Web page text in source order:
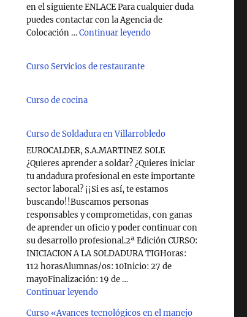
en el siguiente ENLACE Para cualquier duda
puedes contactar con la Agencia de
Colocación …Continuar leyendo"Técnico/a Atención
Curso Servicios de restaurante
Curso de cocina
Curso de Soldadura en Villarrobledo
EUROCALDER, S.A.MARTINEZ SOLE
¿Quieres aprender a soldar? ¿Quieres iniciar
tu andadura profesional en este importante
sector laboral? ¡¡Si es así, te estamos
buscando!!Buscamos personas
responsables y comprometidas, con ganas
de aprender un oficio y poder continuar con
su desarrollo profesional.2ª Edición CURSO:
INICIACION A LA SOLDADURA TIGHoras:
112 horasAlumnas/os: 10Inicio: 27 de
mayoFinalización: 19 de …
Continuar leyendo"Curso de Soldadura en Villarrobledo"
Curso «Avances tecnológicos en el manejo